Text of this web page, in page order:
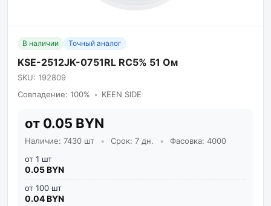
В наличии Точный аналог
KSE-2512JK-0751RL RC5% 51 Ом
SKU: 192809
Совпадение: 100% • KEEN SIDE
от 0.05 BYN
Наличие: 7430 шт • Срок: 7 дн. •
Фасовка: 4000
от 1 шт
0.05 BYN
от 100 шт
0.04 BYN